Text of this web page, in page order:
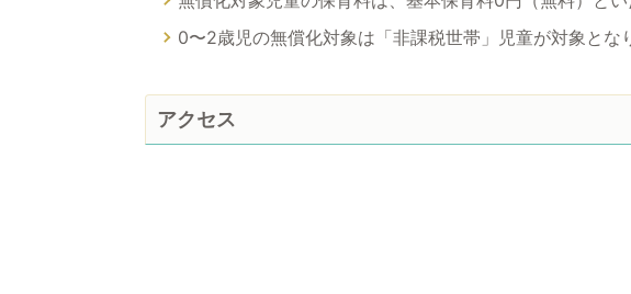
0〜2歳児の無償化対象は「非課税世帯」児童が対象とな
アクセス